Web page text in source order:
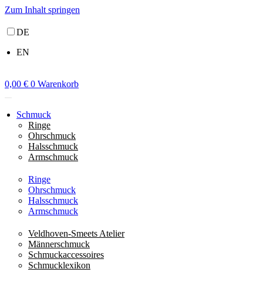
Zum Inhalt springen
DE
EN
0,00 € 0 Warenkorb
Schmuck
Ringe
Ohrschmuck
Halsschmuck
Armschmuck
Ringe
Ohrschmuck
Halsschmuck
Armschmuck
Veldhoven-Smeets Atelier
Männerschmuck
Schmuckaccessoires
Schmucklexikon